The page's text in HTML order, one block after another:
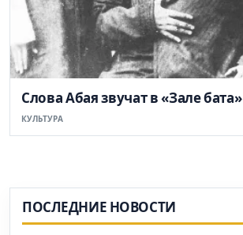
Слова Абая звучат в «Зале бата»
КУЛЬТУРА
ПОСЛЕДНИЕ НОВОСТИ